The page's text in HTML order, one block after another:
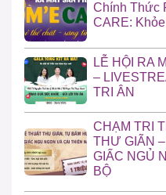
Chính Thức
CARE:
LỄ HỘI RA
–
TRI ÂN
CHẠM TRI
THƯ GIÃN
GIẤC NGỦ
BỘ